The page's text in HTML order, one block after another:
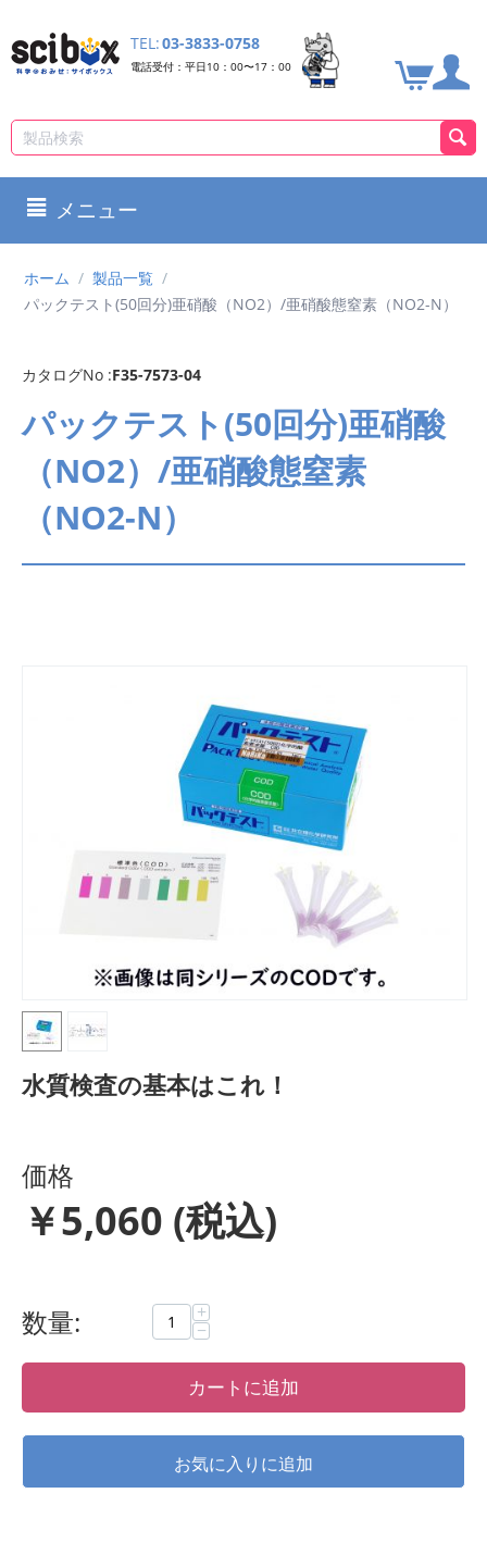
TEL:03-3833-0758
電話受付：平日10：00〜17：00
メニュー
ホーム / 製品一覧 /
パックテスト(50回分)亜硝酸（NO2）/亜硝酸態窒素（NO2-N）
カタログNo :F35-7573-04
パックテスト(50回分)亜硝酸
（NO2）/亜硝酸態窒素
（NO2-N）
水質検査の基本はこれ！
価格
￥5,060 (税込)
数量: +
−
カートに追加